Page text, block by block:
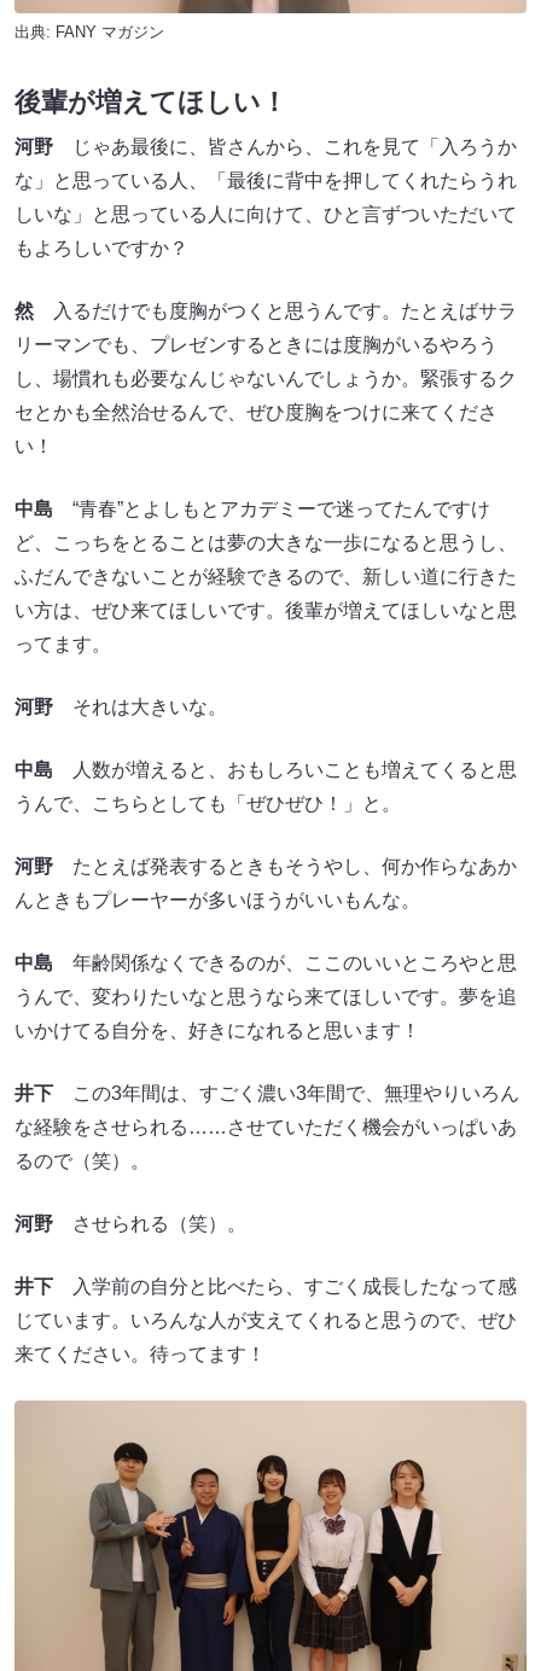
出典: FANY マガジン
後輩が増えてほしい！
河野 じゃあ最後に、皆さんから、これを見て「入ろうか
な」と思っている人、「最後に背中を押してくれたらうれ
しいな」と思っている人に向けて、ひと言ずついただいて
もよろしいですか？
然 入るだけでも度胸がつくと思うんです。たとえばサラ
リーマンでも、プレゼンするときには度胸がいるやろう
し、場慣れも必要なんじゃないんでしょうか。緊張するク
セとかも全然治せるんで、ぜひ度胸をつけに来てくださ
い！
中島 “青春”とよしもとアカデミーで迷ってたんですけ
ど、こっちをとることは夢の大きな一歩になると思うし、
ふだんできないことが経験できるので、新しい道に行きた
い方は、ぜひ来てほしいです。後輩が増えてほしいなと思
ってます。
河野 それは大きいな。
中島 人数が増えると、おもしろいことも増えてくると思
うんで、こちらとしても「ぜひぜひ！」と。
河野 たとえば発表するときもそうやし、何か作らなあか
んときもプレーヤーが多いほうがいいもんな。
中島 年齢関係なくできるのが、ここのいいところやと思
うんで、変わりたいなと思うなら来てほしいです。夢を追
いかけてる自分を、好きになれると思います！
井下 この3年間は、すごく濃い3年間で、無理やりいろん
な経験をさせられる……させていただく機会がいっぱいあ
るので（笑）。
河野 させられる（笑）。
井下 入学前の自分と比べたら、すごく成長したなって感
じています。いろんな人が支えてくれると思うので、ぜひ
来てください。待ってます！